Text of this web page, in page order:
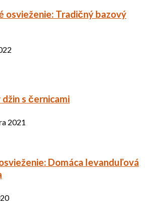
osvieženie: Tradičný bazový
s černicami
2021
Domáca levanduľová